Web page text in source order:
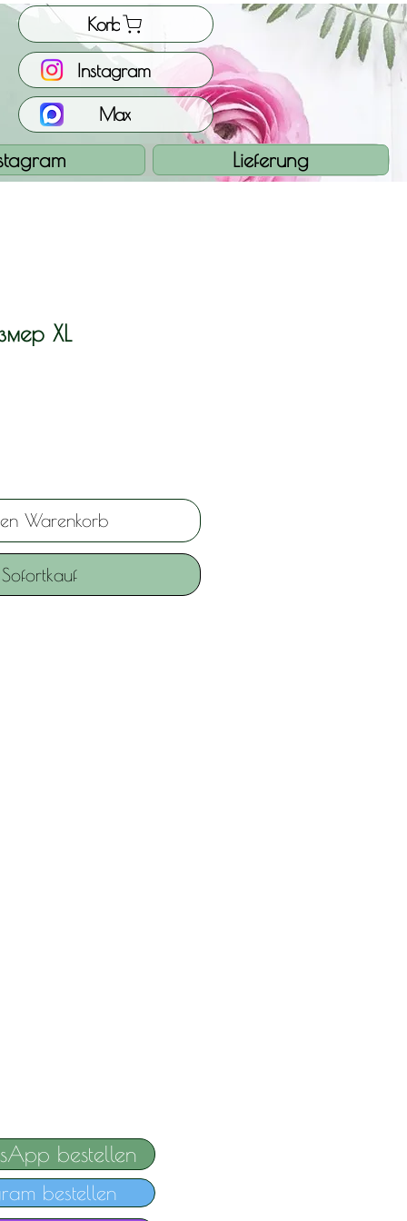
Korb
Max
Lieferung
Instagram
XL
Warenkorb
Sofortkauf
bestellen
bestellen